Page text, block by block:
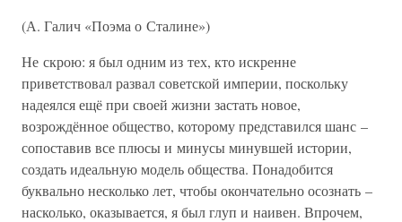
(А. Галич «Поэма о Сталине»)
Не скрою: я был одним из тех, кто искренне
приветствовал развал советской империи, поскольку
надеялся ещё при своей жизни застать новое,
возрождённое общество, которому представился шанс –
сопоставив все плюсы и минусы минувшей истории,
создать идеальную модель общества. Понадобится
буквально несколько лет, чтобы окончательно осознать –
насколько, оказывается, я был глуп и наивен. Впрочем,